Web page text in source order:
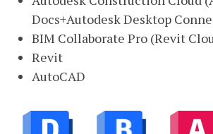
Docs+Autodesk Desktop
BIM Collaborate Pro (Revit
Revit
AutoCAD